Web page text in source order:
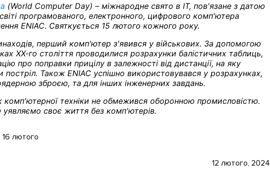
(World Computer Day) – міжнародне свято в IT, пов'язане з датою
програмованого, електронного, цифрового комп'ютера
ENIAC. Святкується 15 лютого кожного року.
перший комп'ютер з'явився у військових. За допомогою
ХХ-го століття проводилися розрахунки балістичних таблиць,
про поправки прицілу в залежності від дистанції, на яку
постріл. Також ENIAC успішно використовувався у розрахунках,
зброєю, та для інших інженерних завдань.
комп'ютерної техніки не обмежився оборонною промисловістю.
своє життя без комп'ютерів.
16 лютого
12 лютого, 2024